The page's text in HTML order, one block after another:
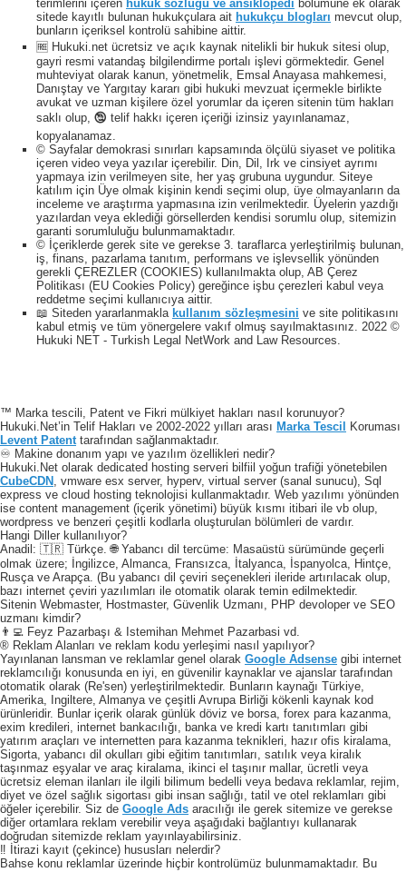
terimlerini içeren hukuk sözlüğü ve ansiklopedi bölümüne ek olarak
sitede kayıtlı bulunan hukukçulara ait hukukçu blogları mevcut olup,
bunların içeriksel kontrolü sahibine aittir.
🆓 Hukuki.net ücretsiz ve açık kaynak nitelikli bir hukuk sitesi olup,
gayri resmi vatandaş bilgilendirme portalı işlevi görmektedir. Genel
muhteviyat olarak kanun, yönetmelik, Emsal Anayasa mahkemesi,
Danıştay ve Yargıtay kararı gibi hukuki mevzuat içermekle birlikte
avukat ve uzman kişilere özel yorumlar da içeren sitenin tüm hakları
saklı olup, 🕲 telif hakkı içeren içeriği izinsiz yayınlanamaz,
kopyalanamaz.
© Sayfalar demokrasi sınırları kapsamında ölçülü siyaset ve politika
içeren video veya yazılar içerebilir. Din, Dil, Irk ve cinsiyet ayrımı
yapmaya izin verilmeyen site, her yaş grubuna uygundur. Siteye
katılım için Üye olmak kişinin kendi seçimi olup, üye olmayanların da
inceleme ve araştırma yapmasına izin verilmektedir. Üyelerin yazdığı
yazılardan veya eklediği görsellerden kendisi sorumlu olup, sitemizin
garanti sorumluluğu bulunmamaktadır.
© İçeriklerde gerek site ve gerekse 3. taraflarca yerleştirilmiş bulunan,
iş, finans, pazarlama tanıtım, performans ve işlevsellik yönünden
gerekli ÇEREZLER (COOKIES) kullanılmakta olup, AB Çerez
Politikası (EU Cookies Policy) gereğince işbu çerezleri kabul veya
reddetme seçimi kullanıcıya aittir.
📖 Siteden yararlanmakla kullanım sözleşmesini ve site politikasını
kabul etmiş ve tüm yönergelere vakıf olmuş sayılmaktasınız. 2022 ©
Hukuki NET - Turkish Legal NetWork and Law Resources.
™ Marka tescili, Patent ve Fikri mülkiyet hakları nasıl korunuyor?
Hukuki.Net’in Telif Hakları ve 2002-2022 yılları arası Marka Tescil Koruması
Levent Patent tarafından sağlanmaktadır.
♾️ Makine donanım yapı ve yazılım özellikleri nedir?
Hukuki.Net olarak dedicated hosting serveri bilfiil yoğun trafiği yönetebilen
CubeCDN , vmware esx server, hyperv, virtual server (sanal sunucu), Sql
express ve cloud hosting teknolojisi kullanmaktadır. Web yazılımı yönünden
ise content management (içerik yönetimi) büyük kısmı itibari ile vb olup,
wordpress ve benzeri çeşitli kodlarla oluşturulan bölümleri de vardır.
Hangi Diller kullanılıyor?
Anadil: 🇹🇷 Türkçe. 🌐 Yabancı dil tercüme: Masaüstü sürümünde geçerli
olmak üzere; İngilizce, Almanca, Fransızca, İtalyanca, İspanyolca, Hintçe,
Rusça ve Arapça. (Bu yabancı dil çeviri seçenekleri ileride artırılacak olup,
bazı internet çeviri yazılımları ile otomatik olarak temin edilmektedir.
Sitenin Webmaster, Hostmaster, Güvenlik Uzmanı, PHP devoloper ve SEO
uzmanı kimdir?
👨‍💻 Feyz Pazarbaşı & Istemihan Mehmet Pazarbasi vd.
® Reklam Alanları ve reklam kodu yerleşimi nasıl yapılıyor?
Yayınlanan lansman ve reklamlar genel olarak Google Adsense gibi internet
reklamcılığı konusunda en iyi, en güvenilir kaynaklar ve ajanslar tarafından
otomatik olarak (Re'sen) yerleştirilmektedir. Bunların kaynağı Türkiye,
Amerika, Ingiltere, Almanya ve çeşitli Avrupa Birliği kökenli kaynak kod
ürünleridir. Bunlar içerik olarak günlük döviz ve borsa, forex para kazanma,
exim kredileri, internet bankacılığı, banka ve kredi kartı tanıtımları gibi
yatırım araçları ve internetten para kazanma teknikleri, hazır ofis kiralama,
Sigorta, yabancı dil okulları gibi eğitim tanıtımları, satılık veya kiralık
taşınmaz eşyalar ve araç kiralama, ikinci el taşınır mallar, ücretli veya
ücretsiz eleman ilanları ile ilgili bilimum bedelli veya bedava reklamlar, rejim,
diyet ve özel sağlık sigortası gibi insan sağlığı, tatil ve otel reklamları gibi
öğeler içerebilir. Siz de Google Ads aracılığı ile gerek sitemize ve gerekse
diğer ortamlara reklam verebilir veya aşağıdaki bağlantıyı kullanarak
doğrudan sitemizde reklam yayınlayabilirsiniz.
‼️ İtirazi kayıt (çekince) hususları nelerdir?
Bahse konu reklamlar üzerinde hiçbir kontrolümüz bulunmamaktadır. Bu